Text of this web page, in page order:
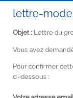
lettre-
Objet : Lettre du
Vous avez
Pour confirmer
ci-dessous :